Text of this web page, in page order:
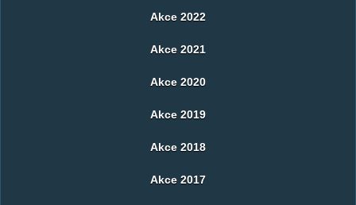
Akce 2022
Akce 2021
Akce 2020
Akce 2019
Akce 2018
Akce 2017